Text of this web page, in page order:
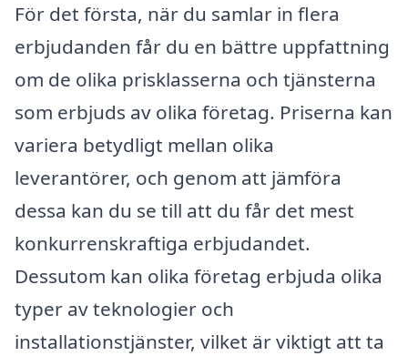
För det första, när du samlar in flera
erbjudanden får du en bättre uppfattning
om de olika prisklasserna och tjänsterna
som erbjuds av olika företag. Priserna kan
variera betydligt mellan olika
leverantörer, och genom att jämföra
dessa kan du se till att du får det mest
konkurrenskraftiga erbjudandet.
Dessutom kan olika företag erbjuda olika
typer av teknologier och
installationstjänster, vilket är viktigt att ta